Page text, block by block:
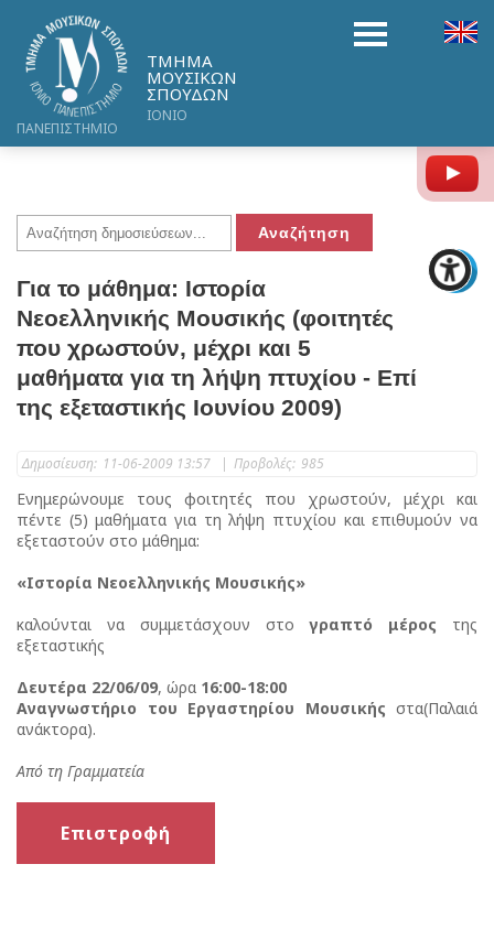
ΤΜΗΜΑ
ΜΟΥΣΙΚΩΝ
ΣΠΟΥΔΩΝ
ΙΟΝΙΟ
ΠΑΝΕΠΙΣΤΗΜΙΟ
Για το μάθημα: Ιστορία
Νεοελληνικής Μουσικής (φοιτητές
που χρωστούν, μέχρι και 5
μαθήματα για τη λήψη πτυχίου - Επί
της εξεταστικής Ιουνίου 2009)
Δημοσίευση: 11-06-2009 13:57 | Προβολές: 985
Ενημερώνουμε τους φοιτητές που χρωστούν, μέχρι και
πέντε (5) μαθήματα για τη λήψη πτυχίου και επιθυμούν να
εξεταστούν στο μάθημα:
«Ιστορία Νεοελληνικής Μουσικής»
καλούνται να συμμετάσχουν στογραπτό μέρος της
εξεταστικής
Δευτέρα 22/06/09, ώρα 16:00-18:00
Αναγνωστήριο του Εργαστηρίου Μουσικής στα(Παλαιά
ανάκτορα).
Από τη Γραμματεία
Επιστροφή